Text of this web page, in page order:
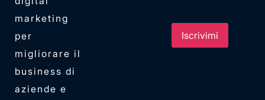
marketing
per
migliorare il
business di
aziende e